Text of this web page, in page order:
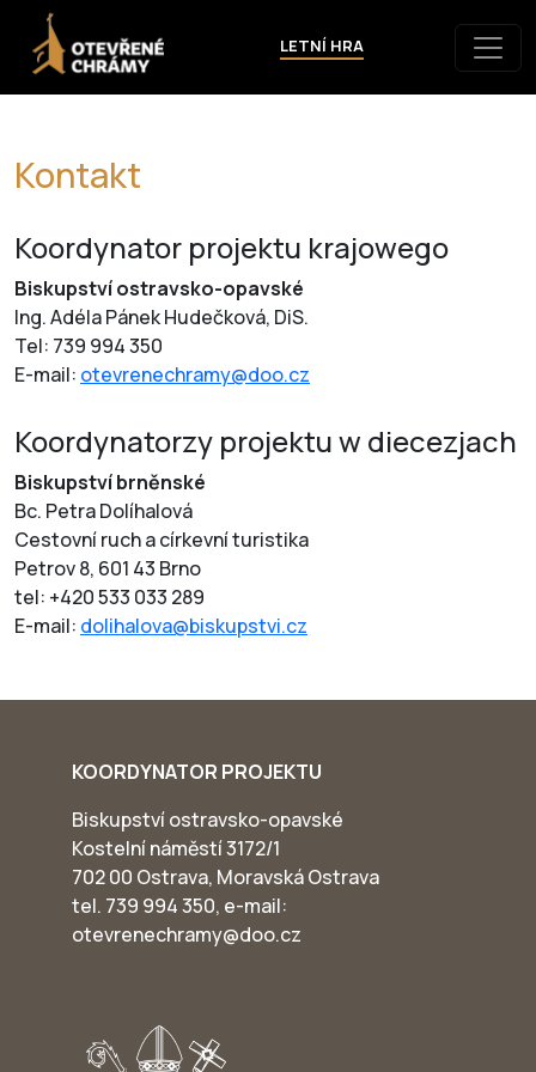
LETNÍ HRA
Kontakt
Koordynator projektu krajowego
Biskupství ostravsko-opavské
Ing. Adéla Pánek Hudečková, DiS.
Tel: 739 994 350
E-mail: otevrenechramy@doo.cz
Koordynatorzy projektu w diecezjach
Biskupství brněnské
Bc. Petra Dolíhalová
Cestovní ruch a církevní turistika
Petrov 8, 601 43 Brno
tel: +420 533 033 289
E-mail: dolihalova@biskupstvi.cz
KOORDYNATOR PROJEKTU
Biskupství ostravsko-opavské
Kostelní náměstí 3172/1
702 00 Ostrava, Moravská Ostrava
tel. 739 994 350, e-mail:
otevrenechramy@doo.cz